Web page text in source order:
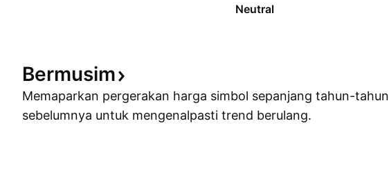
Neutral
Bermusim
Memaparkan pergerakan harga simbol sepanjang tahun-tahun
sebelumnya untuk mengenalpasti trend berulang.